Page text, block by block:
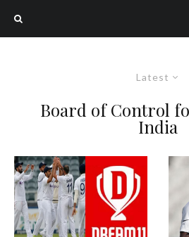
Latest
Board of Control
India